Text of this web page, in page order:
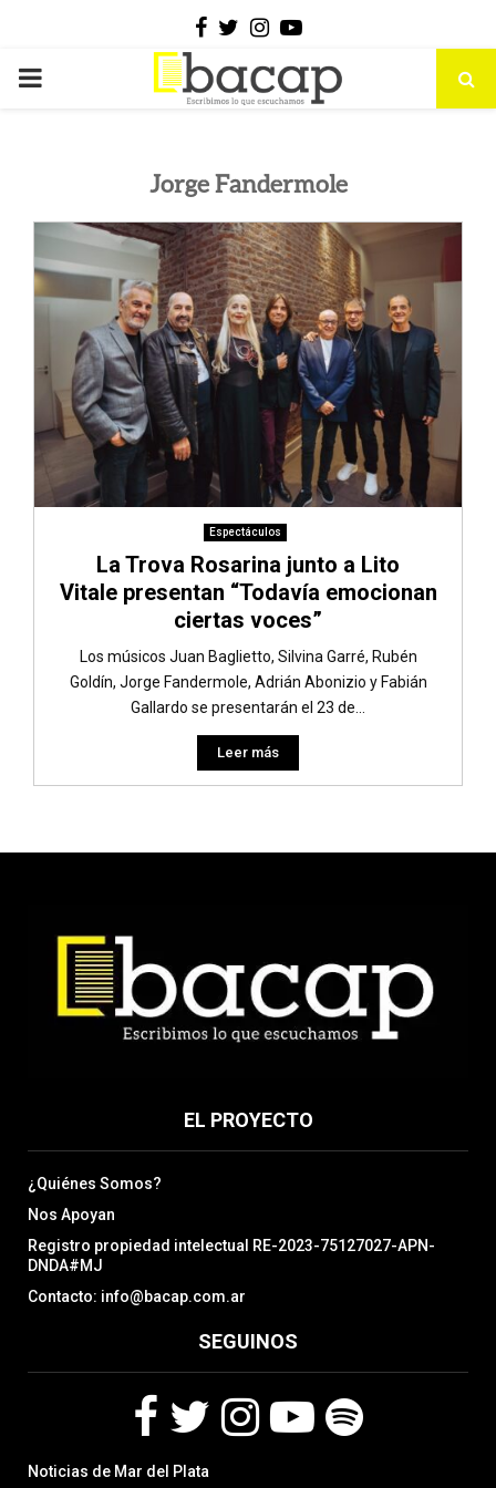
Facebook
Twitter
Instagram
Youtube
PRIMARY
Jorge Fandermole
Espectáculos
La Trova Rosarina junto a Lito
Vitale presentan “Todavía emocionan
ciertas voces”
Los músicos Juan Baglietto, Silvina Garré, Rubén
Goldín, Jorge Fandermole, Adrián Abonizio y Fabián
Gallardo se presentarán el 23 de...
Leer más
EL PROYECTO
¿Quiénes Somos?
Nos Apoyan
Registro propiedad intelectual RE-2023-75127027-APN-
DNDA#MJ
Contacto: info@bacap.com.ar
SEGUINOS
a
w
Noticias de Mar del Plata